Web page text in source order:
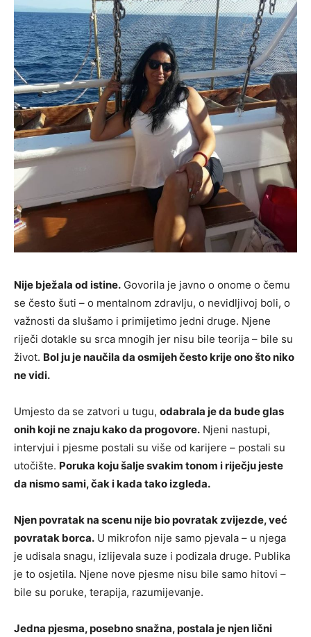
Nije bježala od istine. Govorila je javno o onome o čemu
se često šuti – o mentalnom zdravlju, o nevidljivoj boli, o
važnosti da slušamo i primijetimo jedni druge. Njene
riječi dotakle su srca mnogih jer nisu bile teorija – bile su
život. Bol ju je naučila da osmijeh često krije ono što niko
ne vidi.
Umjesto da se zatvori u tugu, odabrala je da bude glas
onih koji ne znaju kako da progovore. Njeni nastupi,
intervjui i pjesme postali su više od karijere – postali su
utočište. Poruka koju šalje svakim tonom i riječju jeste
da nismo sami, čak i kada tako izgleda.
Njen povratak na scenu nije bio povratak zvijezde, već
povratak borca. U mikrofon nije samo pjevala – u njega
je udisala snagu, izlijevala suze i podizala druge. Publika
je to osjetila. Njene nove pjesme nisu bile samo hitovi –
bile su poruke, terapija, razumijevanje.
Jedna pjesma, posebno snažna, postala je njen lični